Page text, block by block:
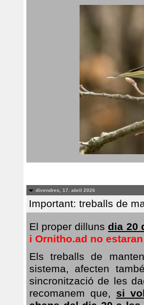
divendres, 17. abril 2026
Important: treballs de
El proper dilluns dia 20
i Ornitho.ad no
Els treballs de
sistema, afecten
sincronització de les
recomanem que, si